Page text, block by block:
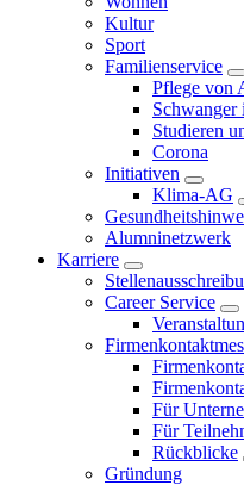
Kultur
Sport
Familienservice
Pflege von
Schwanger
Studieren
Corona
Initiativen
Klima-AG
Alumninetzwerk
Karriere
Career Service
Für
Für
Rückblicke
Gründung